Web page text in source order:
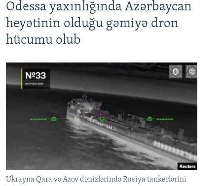
Odessa yaxınlığında Azərbaycan
heyətinin olduğu gəmiyə dron
hücumu olub
Ukrayna Qara və Azov dənizlərində Rusiya tankerlərini